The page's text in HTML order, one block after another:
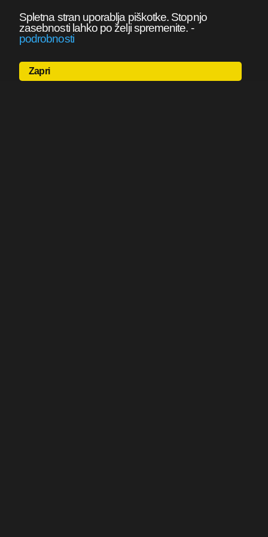
Spletna stran uporablja piškotke. Stopnjo
zasebnosti lahko po želji spremenite. -
podrobnosti
Zapri